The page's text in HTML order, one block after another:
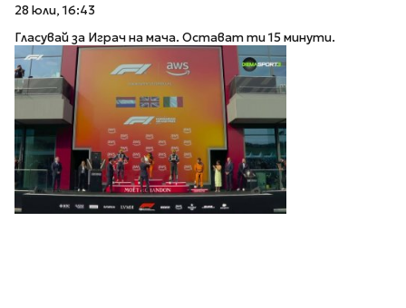
28 юли, 16:43
Гласувай за Играч на мача. Остават ти 15 минути.